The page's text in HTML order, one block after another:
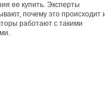
ее купить. Эксперты
почему это происходит
работают с такими